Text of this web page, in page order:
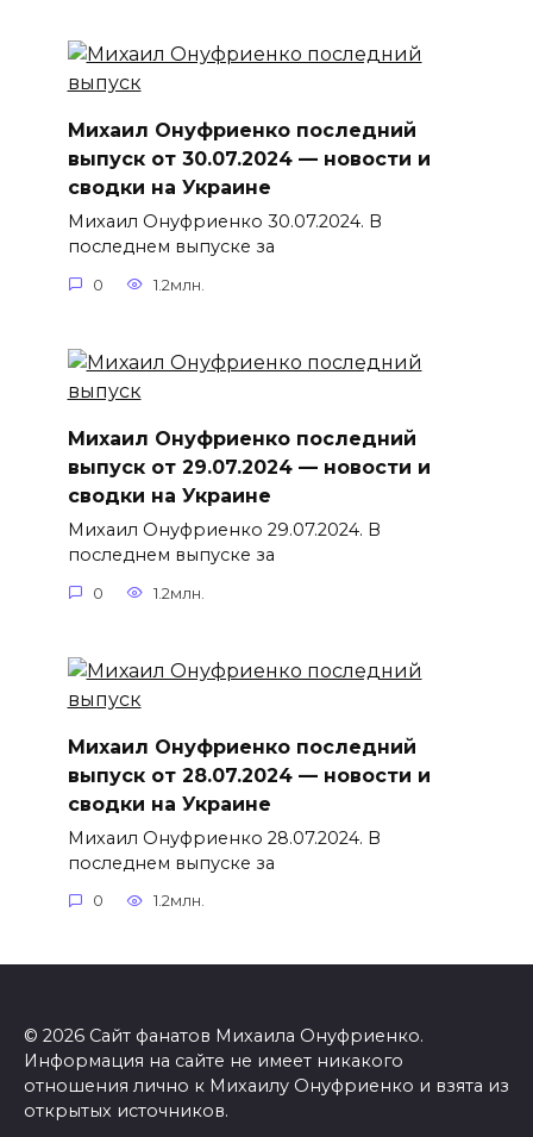
Михаил Онуфриенко последний
выпуск от 30.07.2024 — новости и
сводки на Украине
Михаил Онуфриенко 30.07.2024. В
последнем выпуске за
0 1.2млн.
Михаил Онуфриенко последний
выпуск от 29.07.2024 — новости и
сводки на Украине
Михаил Онуфриенко 29.07.2024. В
последнем выпуске за
0 1.2млн.
Михаил Онуфриенко последний
выпуск от 28.07.2024 — новости и
сводки на Украине
Михаил Онуфриенко 28.07.2024. В
последнем выпуске за
0 1.2млн.
© 2026 Сайт фанатов Михаила Онуфриенко.
Информация на сайте не имеет никакого
отношения лично к Михаилу Онуфриенко и взята из
открытых источников.